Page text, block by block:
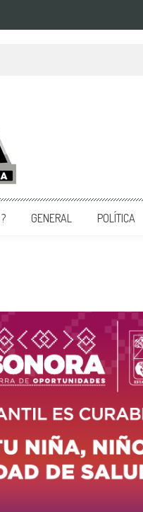
Sonora
GENERAL POLÍTICA